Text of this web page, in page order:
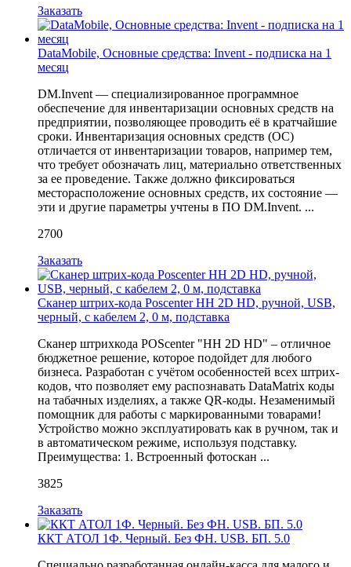
Заказать
DataMobile, Основные средства: Invent - подписка на 1
месяц
DM.Invent — специализированное программное
обеспечение для инвентаризации основных средств на
предприятии, позволяющее проводить её в кратчайшие
сроки. Инвентаризация основных средств (ОС)
отличается от инвентаризации товаров, например тем,
что требует обозначать лиц, материально ответственных
за ее проведение. Также должно фиксироваться
месторасположение основных средств, их состояние —
эти и другие параметры учтены в ПО DM.Invent. ...
2700
Заказать
Сканер штрих-кода Poscenter HH 2D HD, ручной, USB,
черный, с кабелем 2, 0 м, подставка
Сканер штрихкода POScenter "HH 2D HD" – отличное
бюджетное решение, которое подойдет для любого
бизнеса. Разработан с учётом особенностей всех штрих-
кодов, что позволяет ему распознавать DataMatrix коды
на табачных изделиях, а также QR-коды. Незаменимый
помощник для работы с маркированными товарами!
Устройство можно эксплуатировать как в ручном, так и
в автоматическом режиме, используя подставку.
Преимущества: 1. Встроенный фотоскан ...
3825
Заказать
ККТ АТОЛ 1Ф. Черный. Без ФН. USB. БП. 5.0